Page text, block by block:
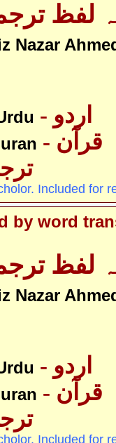
ترجمہ -
Nazar
- اردو
- قرآن
-
Included for
by word
ترجمہ -
Nazar
- اردو
- قرآن
-
Included for